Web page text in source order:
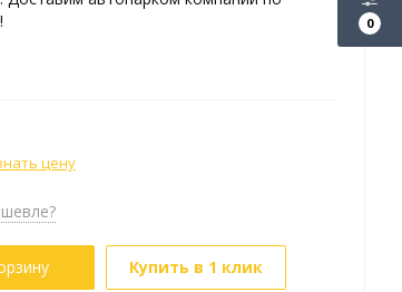
0
цену
Купить в 1 клик